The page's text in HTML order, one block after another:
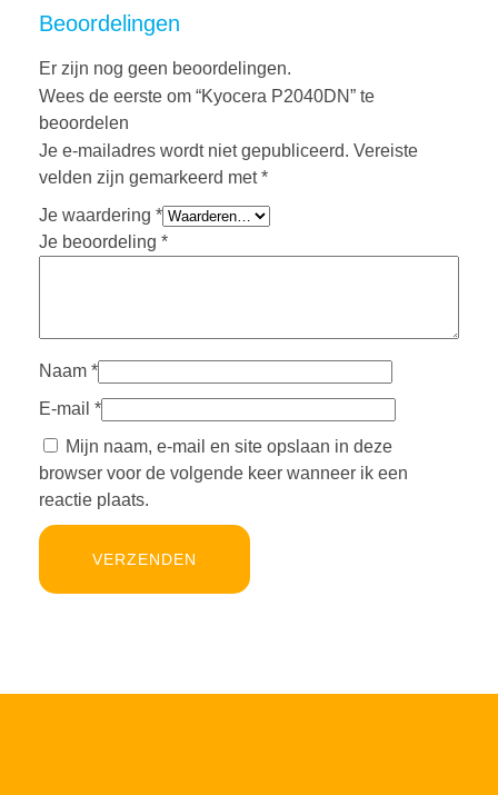
Beoordelingen
Er zijn nog geen beoordelingen.
Wees de eerste om “Kyocera P2040DN” te
beoordelen
Je e-mailadres wordt niet gepubliceerd. Vereiste
velden zijn gemarkeerd met*
Je waardering *
Je beoordeling *
Naam *
E-mail *
Mijn naam, e-mail en site opslaan in deze
browser voor de volgende keer wanneer ik een
reactie plaats.